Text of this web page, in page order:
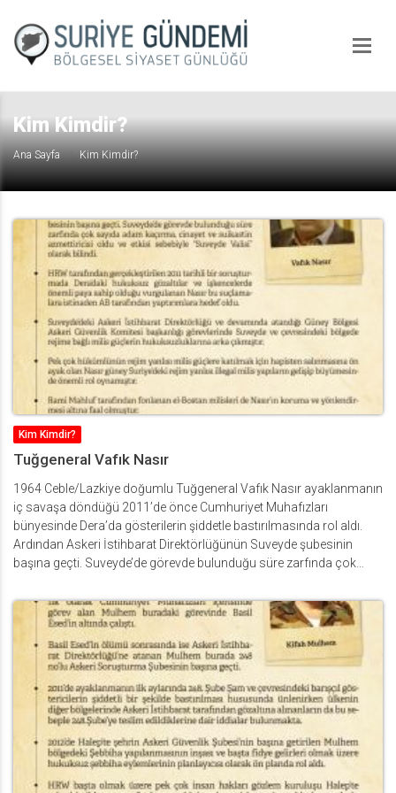
Kim Kimdir?
Ana Sayfa Kim Kimdir?
Kim Kimdir?
Tuğgeneral Vafık Nasır
1964 Ceble/Lazkiye doğumlu Tuğgeneral Vafık Nasır ayaklanmanın
iç savaşa döndüğü 2011’de önce Cumhuriyet Muhafızları
bünyesinde Dera’da gösterilerin şiddetle bastırılmasında rol aldı.
Ardından Askeri İstihbarat Direktörlüğünün Suveyde şubesinin
başına geçti. Suveyde’de görevde bulunduğu süre zarfında çok
etkisi sebebiyle “Suveyde Valisi” olarak bilindi. HRW tarafından
gerçekleştirilen 2011 tarihli bir soruşturmada Dera’daki hukuksuz
gözaltılar ve işkencelerde önemli paya sahip olduğu vurgulanan
Nasır bu suçlamalara istinaden AB tarafından yaptırımlara hedef
oldu. Suveyde’deki Askeri İstihbarat Direktörlüğü ve devamında
atandığı Güney Bölgesi Askeri Güvenlik Komitesi başkanlığı
görevlerinde Suveyde ve çevresindeki bölgede rejime bağlı milis
güçlerin hukuksuzluklarına arka çıkmıştır. Pek çok hükümlünün
rejim yanlısı milis güçlere katılmak için hapisten salınmasına ön
ayak olan Nasır güney Suriye’deki rejim yanlısı illegal milis yapıların
gelişip büyümesinde önemli rol oynamıştır. Rami Mahluf tarafından